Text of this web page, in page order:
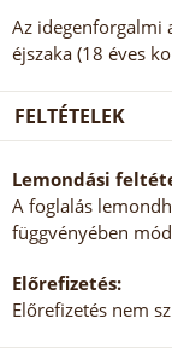
Az idegenforgalmi
éjszaka (18 éves
FELTÉTELEK
Lemondási
A foglalás
függvényében
Előrefizetés:
Előrefizetés nem